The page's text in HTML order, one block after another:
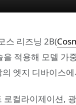
스 리즈닝 2B(
적용해 모델 가
엣지 디바이스
컬라이제이션,